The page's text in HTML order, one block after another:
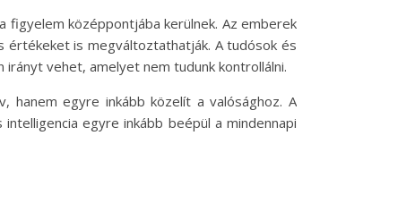
figyelem középpontjába kerülnek. Az emberek
értékeket is megváltoztathatják. A tudósok és
vehet, amelyet nem tudunk kontrollálni.
hanem egyre inkább közelít a valósághoz. A
egyre inkább beépül a mindennapi